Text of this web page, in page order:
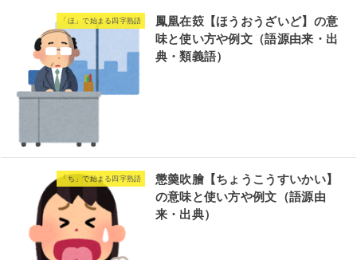
「ほ」で始まる四字熟語
鳳凰在笯【ほうおうざいど】の意
味と使い方や例文（語源由来・出
典・類義語）
「ち」で始まる四字熟語
懲羮吹膾【ちょうこうすいかい】
の意味と使い方や例文（語源由
来・出典）